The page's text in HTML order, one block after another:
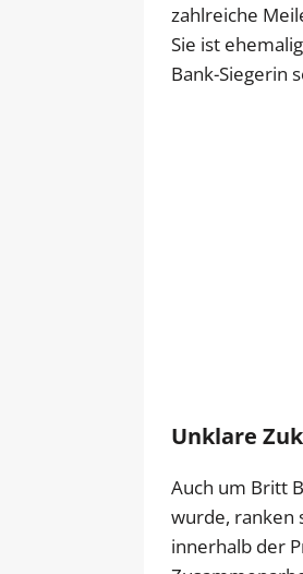
zahlreiche
Sie ist
Bank-Siegerin
Unklare
Auch um Britt
wurde, ranken
innerhalb der